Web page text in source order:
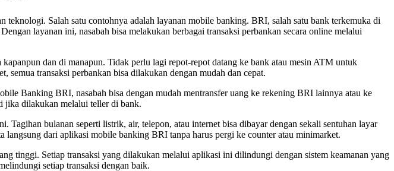
Salah satu contohnya adalah layanan mobile banking. BRI, salah satu bank terkemuka di
layanan ini, nasabah bisa melakukan berbagai transaksi perbankan secara online melalui
dan di manapun. Tidak perlu lagi repot-repot datang ke bank atau mesin ATM untuk
transaksi perbankan bisa dilakukan dengan mudah dan cepat.
Banking BRI, nasabah bisa dengan mudah mentransfer uang ke rekening BRI lainnya atau ke
jika dilakukan melalui teller di bank.
Tagihan bulanan seperti listrik, air, telepon, atau internet bisa dibayar dengan sekali sentuhan layar
dari aplikasi mobile banking BRI tanpa harus pergi ke counter atau minimarket.
tinggi. Setiap transaksi yang dilakukan melalui aplikasi ini dilindungi dengan sistem keamanan yang
setiap transaksi dengan baik.